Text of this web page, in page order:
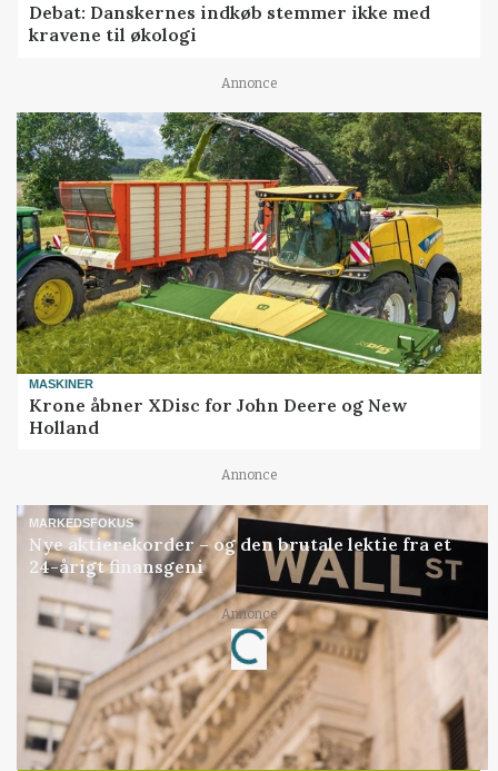
Debat: Danskernes indkøb stemmer ikke med
kravene til økologi
Annonce
MASKINER
Krone åbner XDisc for John Deere og New
Holland
Annonce
MARKEDSFOKUS
Nye aktierekorder – og den brutale lektie fra et
24-årigt finansgeni
Annonce
Loading...
Jobs